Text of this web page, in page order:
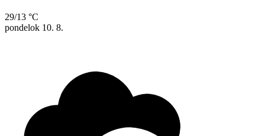
29/13 °C
pondelok 10. 8.